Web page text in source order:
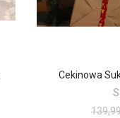
Cekinowa